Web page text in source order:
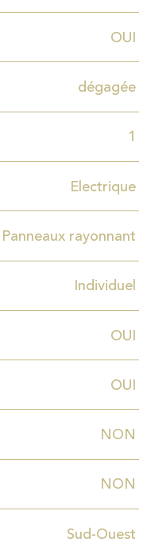
OUI
dégagée
1
Electrique
Panneaux rayonnant
Individuel
OUI
OUI
NON
NON
Sud-Ouest